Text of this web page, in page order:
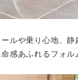
ルや乗り心地、
感あふれるフォル